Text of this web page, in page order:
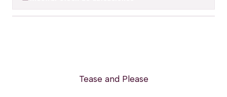
Tease and Please